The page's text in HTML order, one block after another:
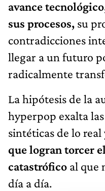
avance
sus procesos, su
contradicciones
llegar a un futuro
radicalmente
La hipótesis de la
hyperpop exalta
sintéticas de lo real
que logran torcer
catastrófico al que
día a día.